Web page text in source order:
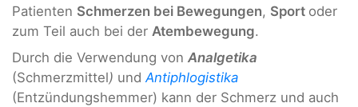
Patienten Schmerzen bei Bewegungen, Sport oder
zum Teil auch bei der Atembewegung.
Durch die Verwendung von Analgetika
(Schmerzmittel) undAntiphlogistika
(Entzündungshemmer) kann der Schmerz und auch